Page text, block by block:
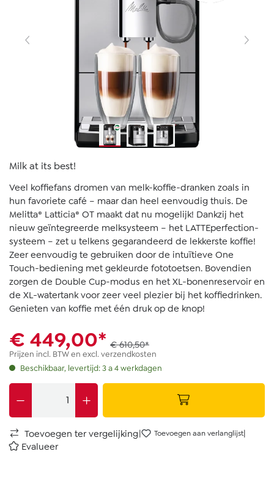
Milk at its best!
Veel koffiefans dromen van melk-koffie-dranken zoals in
hun favoriete café – maar dan heel eenvoudig thuis. De
Melitta® Latticia® OT maakt dat nu mogelijk! Dankzij het
nieuw geïntegreerde melksysteem – het LATTEperfection-
systeem – zet u telkens gegarandeerd de lekkerste koffie!
Zeer eenvoudig te gebruiken door de intuïtieve One
Touch-bediening met gekleurde fototoetsen. Bovendien
zorgen de Double Cup-modus en het XL-bonenreservoir en
de XL-watertank voor zeer veel plezier bij het koffiedrinken.
Genieten van koffie met één druk op de knop!
€ 449,00* € 610,50*
Prijzen incl. BTW en excl. verzendkosten
Beschikbaar, levertijd: 3 a 4 werkdagen
Toevoegen ter vergelijking| Toevoegen aan verlanglijst|
Evalueer